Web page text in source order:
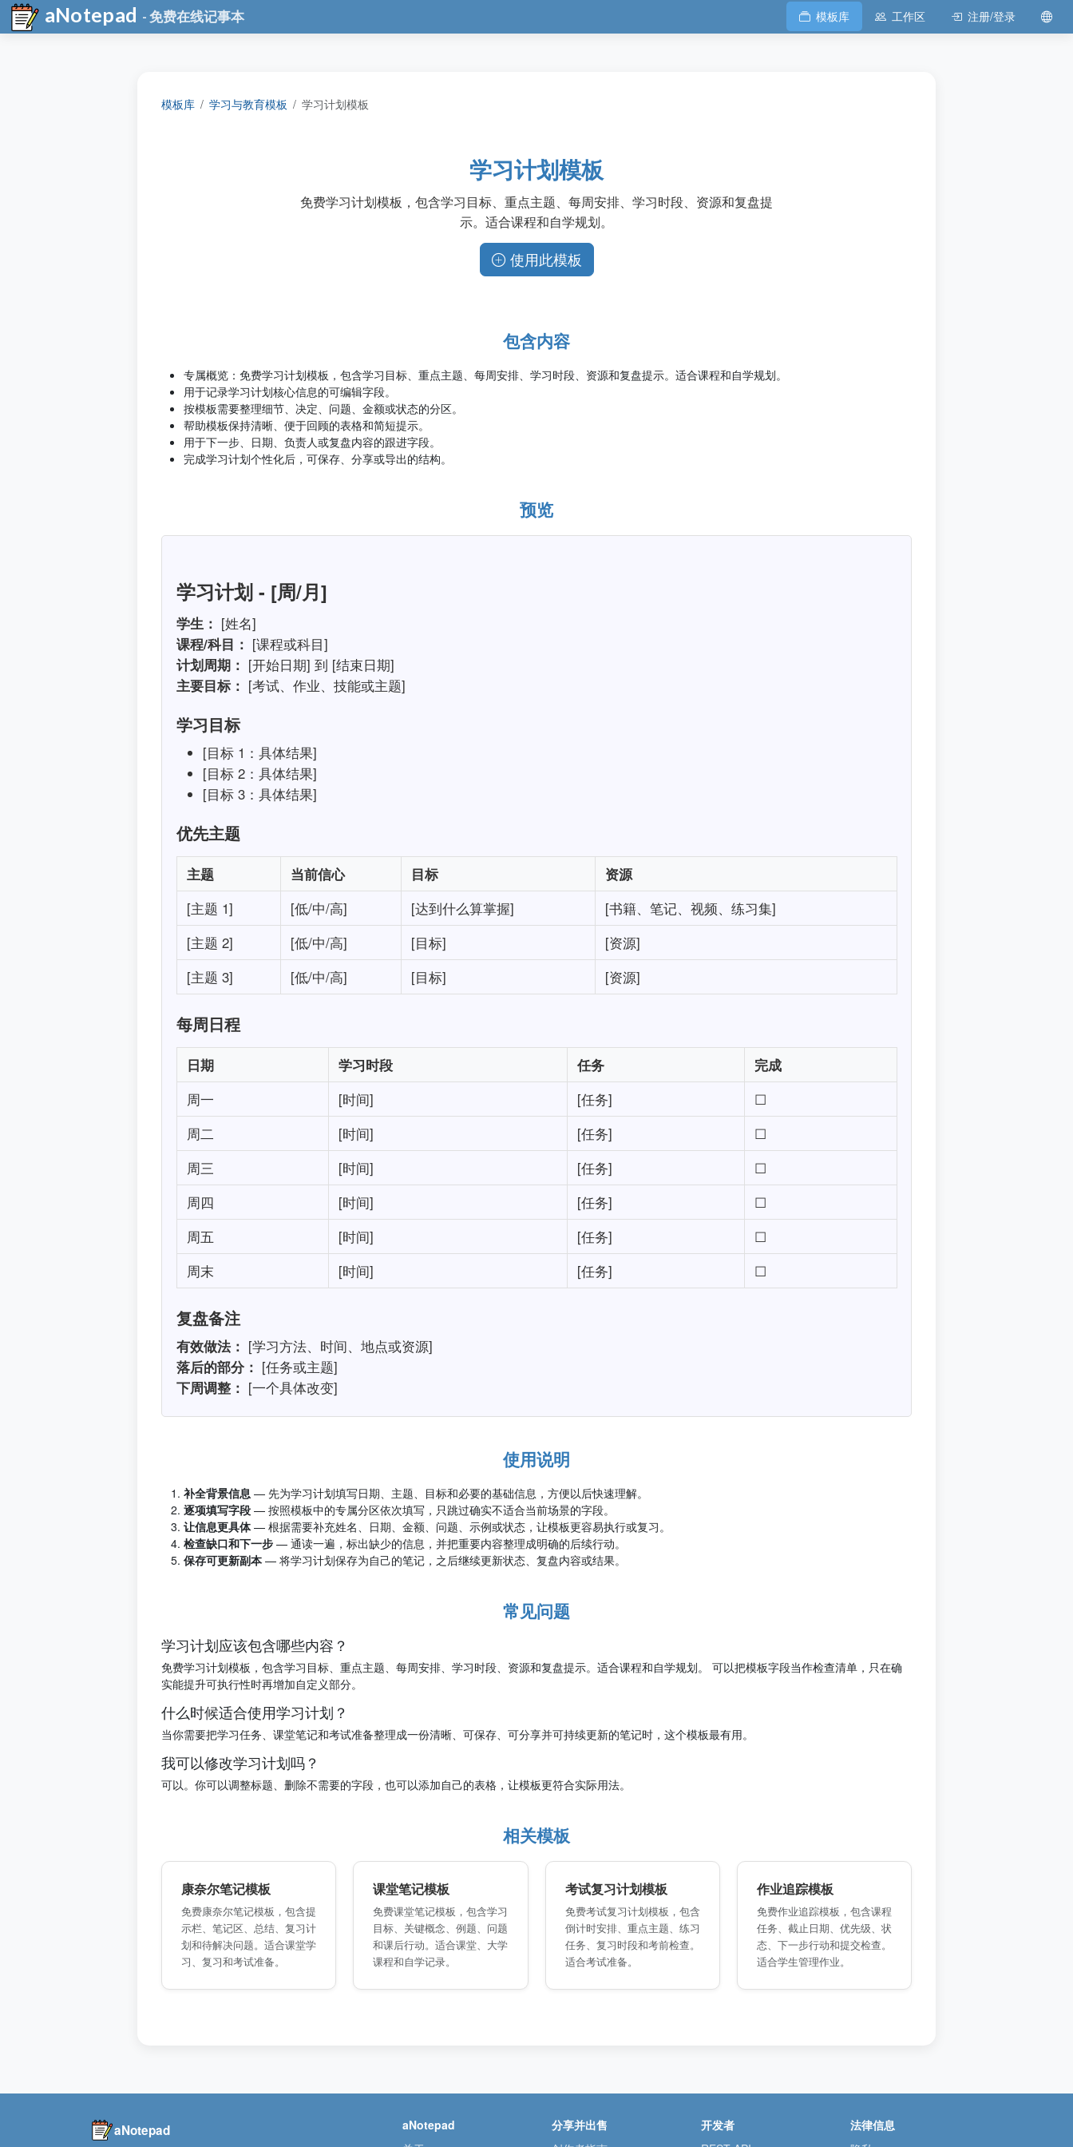
aNotepad - 免费在线记事本 模板库 工作区 注册/登录
模板库 学习与教育模板 学习计划模板
学习计划模板
免费学习计划模板，包含学习目标、重点主题、每周安排、学习时段、资源和复盘提
示。适合课程和自学规划。
使用此模板
包含内容
专属概览：免费学习计划模板，包含学习目标、重点主题、每周安排、学习时段、资源和复盘提示。适合课程和自学规划。
用于记录学习计划核心信息的可编辑字段。
按模板需要整理细节、决定、问题、金额或状态的分区。
帮助模板保持清晰、便于回顾的表格和简短提示。
用于下一步、日期、负责人或复盘内容的跟进字段。
完成学习计划个性化后，可保存、分享或导出的结构。
预览
学习计划 - [周/月]
学生： [姓名]
课程/科目： [课程或科目]
计划周期： [开始日期] 到 [结束日期]
主要目标： [考试、作业、技能或主题]
学习目标
[目标 1：具体结果]
[目标 2：具体结果]
[目标 3：具体结果]
优先主题
主题 当前信心 目标
资源
[主题 1]
[低/中/高] [达到什么算掌握]
[书籍、笔记、视频、练习集]
[主题 2]
[低/中/高] [目标]
[资源]
[主题 3]
[低/中/高] [目标] [资源]
每周日程
日期 学习时段 任务
完成
周一
[时间] [任务]
☐
周二
[时间] [任务]
☐
周三
[时间] [任务]
☐
周四
[时间] [任务]
☐
周五
[时间] [任务]
☐
周末
[时间] [任务] ☐
复盘备注
有效做法： [学习方法、时间、地点或资源]
落后的部分： [任务或主题]
下周调整： [一个具体改变]
使用说明
补全背景信息 — 先为学习计划填写日期、主题、目标和必要的基础信息，方便以后快速理解。
逐项填写字段 — 按照模板中的专属分区依次填写，只跳过确实不适合当前场景的字段。
让信息更具体 — 根据需要补充姓名、日期、金额、问题、示例或状态，让模板更容易执行或复习。
检查缺口和下一步 — 通读一遍，标出缺少的信息，并把重要内容整理成明确的后续行动。
保存可更新副本 — 将学习计划保存为自己的笔记，之后继续更新状态、复盘内容或结果。
常见问题
学习计划应该包含哪些内容？
免费学习计划模板，包含学习目标、重点主题、每周安排、学习时段、资源和复盘提示。适合课程和自学规划。 可以把模板字段当作检查清单，只在确
实能提升可执行性时再增加自定义部分。
什么时候适合使用学习计划？
当你需要把学习任务、课堂笔记和考试准备整理成一份清晰、可保存、可分享并可持续更新的笔记时，这个模板最有用。
我可以修改学习计划吗？
可以。你可以调整标题、删除不需要的字段，也可以添加自己的表格，让模板更符合实际用法。
相关模板
康奈尔笔记模板
免费康奈尔笔记模板，包含提
示栏、笔记区、总结、复习计
划和待解决问题。适合课堂学
习、复习和考试准备。
课堂笔记模板
免费课堂笔记模板，包含学习
目标、关键概念、例题、问题
和课后行动。适合课堂、大学
课程和自学记录。
考试复习计划模板
免费考试复习计划模板，包含
倒计时安排、重点主题、练习
任务、复习时段和考前检查。
适合考试准备。
作业追踪模板
免费作业追踪模板，包含课程
任务、截止日期、优先级、状
态、下一步行动和提交检查。
适合学生管理作业。
aNotepad
aNotepad
分享并出售
开发者
法律信息